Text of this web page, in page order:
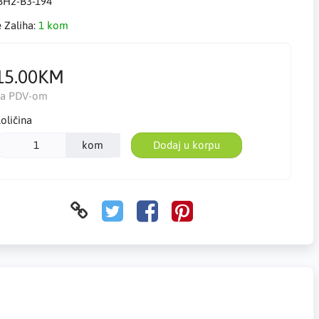
Zaliha: 1 kom
PDV-om
kom Dodaj u korpu